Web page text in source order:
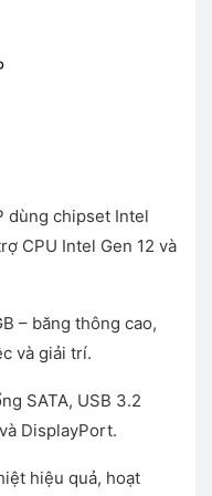
dùng chipset Intel
CPU Intel Gen 12 và
– băng thông cao,
và giải trí.
SATA, USB 3.2
DisplayPort.
hiệu quả, hoạt